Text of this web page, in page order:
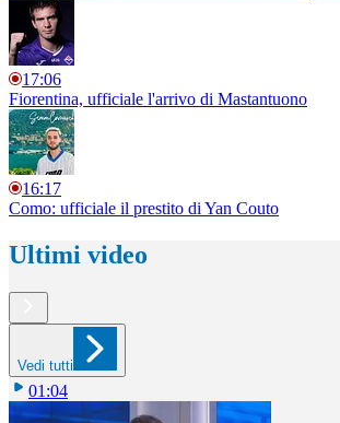
17:06
Fiorentina, ufficiale l'arrivo di Mastantuono
16:17
Como: ufficiale il prestito di Yan Couto
Ultimi video
Vedi tutti
01:04